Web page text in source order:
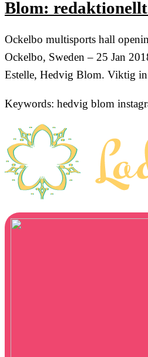
Blom:
Ockelbo multisports hall
Ockelbo, Sweden – 25 Jan
Estelle, Hedvig Blom. Viktig
Keywords: hedvig blom